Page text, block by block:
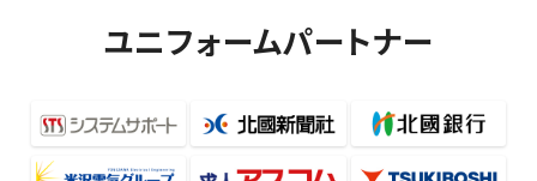
ユニフォームパートナー